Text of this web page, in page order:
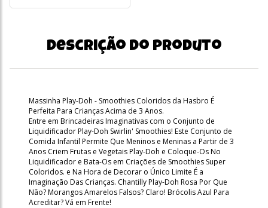
Descrição do produto
Massinha Play-Doh - Smoothies Coloridos da Hasbro É
Perfeita Para Crianças Acima de 3 Anos.
Entre em Brincadeiras Imaginativas com o Conjunto de
Liquidificador Play-Doh Swirlin' Smoothies! Este Conjunto de
Comida Infantil Permite Que Meninos e Meninas a Partir de 3
Anos Criem Frutas e Vegetais Play-Doh e Coloque-Os No
Liquidificador e Bata-Os em Criações de Smoothies Super
Coloridos. e Na Hora de Decorar o Único Limite É a
Imaginação Das Crianças. Chantilly Play-Doh Rosa Por Que
Não? Morangos Amarelos Falsos? Claro! Brócolis Azul Para
Acreditar? Vá em Frente!